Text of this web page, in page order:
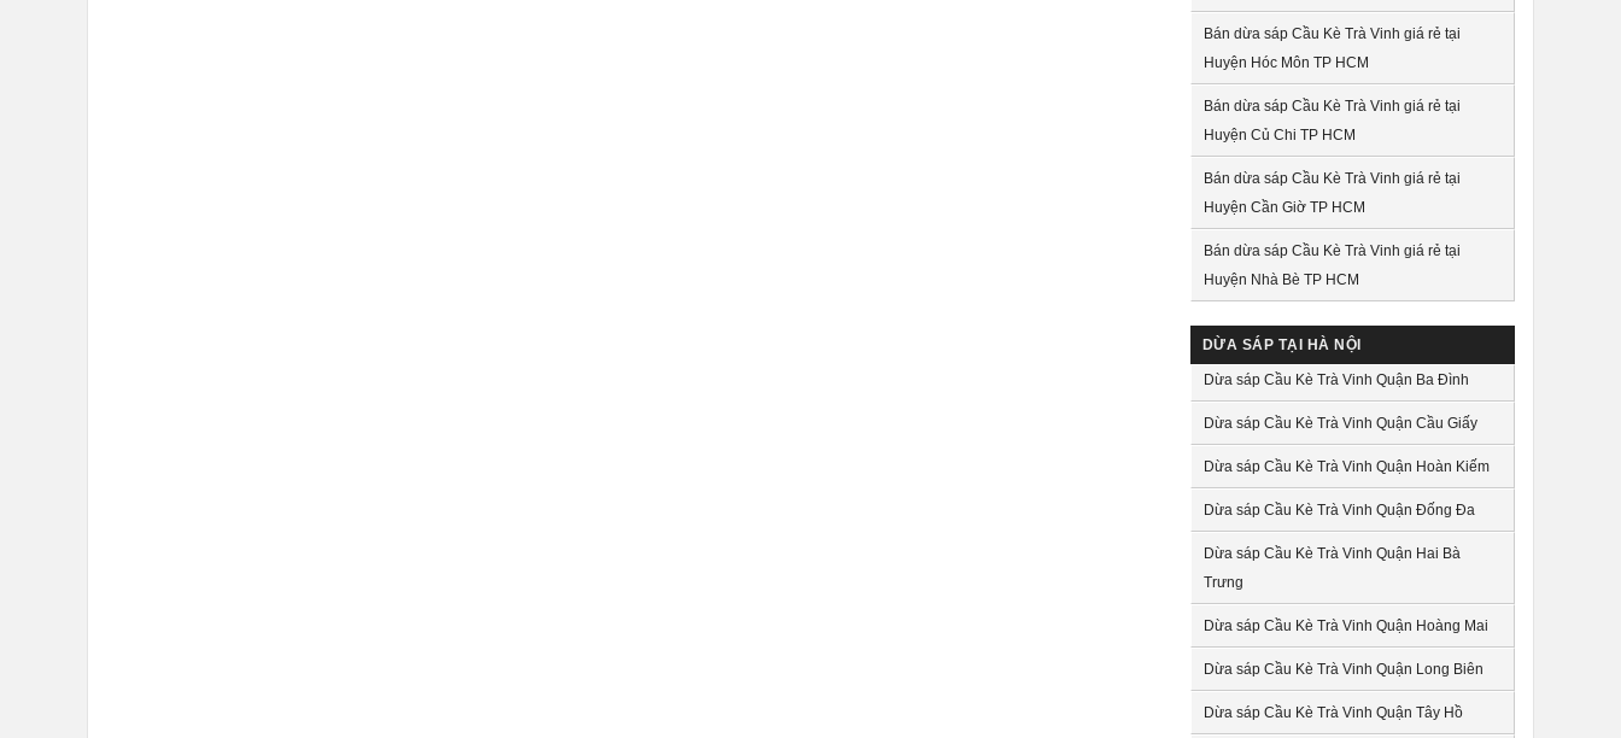
Bán dừa sáp Cầu Kè Trà Vinh giá rẻ tại
Huyện Hóc Môn TP HCM
Bán dừa sáp Cầu Kè Trà Vinh giá rẻ tại
Huyện Củ Chi TP HCM
Bán dừa sáp Cầu Kè Trà Vinh giá rẻ tại
Huyện Cần Giờ TP HCM
Bán dừa sáp Cầu Kè Trà Vinh giá rẻ tại
Huyện Nhà Bè TP HCM
DỪA SÁP TẠI HÀ NỘI
Dừa sáp Cầu Kè Trà Vinh Quận Ba Đình
Dừa sáp Cầu Kè Trà Vinh Quận Cầu Giấy
Dừa sáp Cầu Kè Trà Vinh Quận Hoàn Kiếm
Dừa sáp Cầu Kè Trà Vinh Quận Đống Đa
Dừa sáp Cầu Kè Trà Vinh Quận Hai Bà
Trưng
Dừa sáp Cầu Kè Trà Vinh Quận Hoàng Mai
Dừa sáp Cầu Kè Trà Vinh Quận Long Biên
Dừa sáp Cầu Kè Trà Vinh Quận Tây Hồ